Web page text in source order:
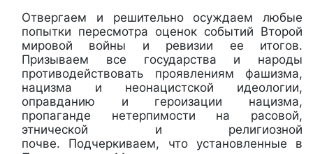
Отвергаем и решительно осуждаем любые
попытки пересмотра оценок событий Второй
мировой войны и ревизии ее итогов.
Призываем все государства и народы
противодействовать проявлениям фашизма,
нацизма и неонацистской идеологии,
оправданию и героизации нацизма,
пропаганде нетерпимости на расовой,
этнической и религиозной
почве. Подчеркиваем, что установленные в